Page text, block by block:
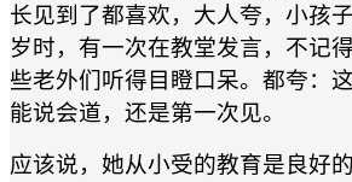
长见到了都喜欢，大人夸，小孩
岁时，有一次在教堂发言，不记
些老外们听得目瞪口呆。都夸：
能说会道，还是第一次见。
应该说，她从小受的教育是良好